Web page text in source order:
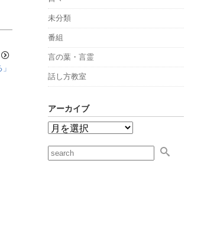
未分類
番組
言の葉・言霊
話し方教室
アーカイブ